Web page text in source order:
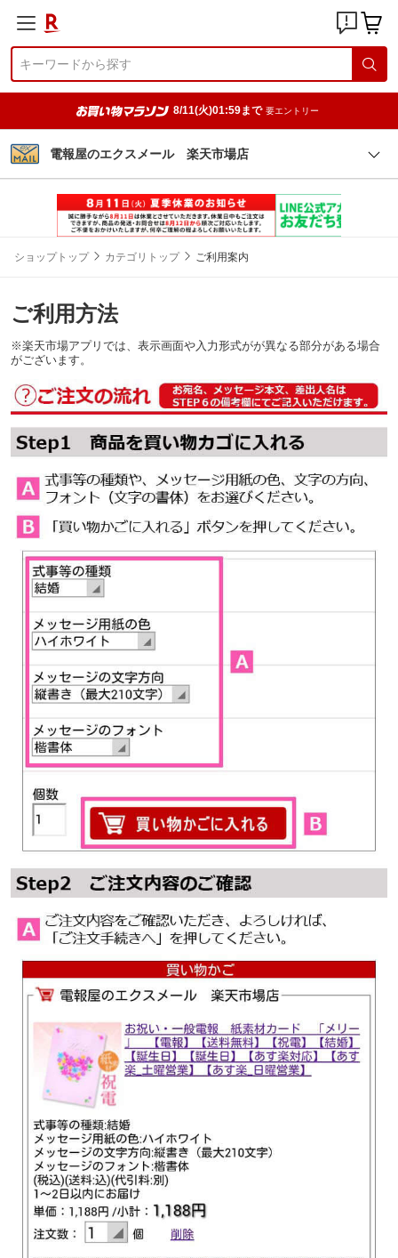
8/11(火)01:59まで 要エントリー
電報屋のエクスメール 楽天市場店
ショップトップ カテゴリトップ ご利用案内
ご利用方法
※楽天市場アプリでは、表示画面や入力形式がが異なる部分がある場合
がございます。